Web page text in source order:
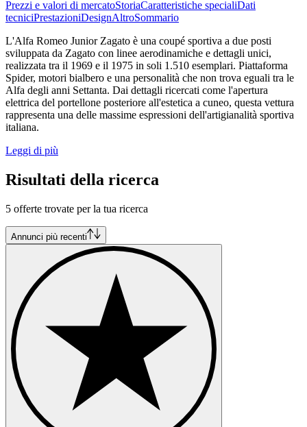
Prezzi e valori di mercatoStoriaCaratteristiche specialiDati
tecniciPrestazioniDesignAltroSommario
L'Alfa Romeo Junior Zagato è una coupé sportiva a due posti
sviluppata da Zagato con linee aerodinamiche e dettagli unici,
realizzata tra il 1969 e il 1975 in soli 1.510 esemplari. Piattaforma
Spider, motori bialbero e una personalità che non trova eguali tra le
Alfa degli anni Settanta. Dai dettagli ricercati come l'apertura
elettrica del portellone posteriore all'estetica a cuneo, questa vettura
rappresenta una delle massime espressioni dell'artigianalità sportiva
italiana.
Leggi di più
Risultati della ricerca
5 offerte trovate per la tua ricerca
Annunci più recenti